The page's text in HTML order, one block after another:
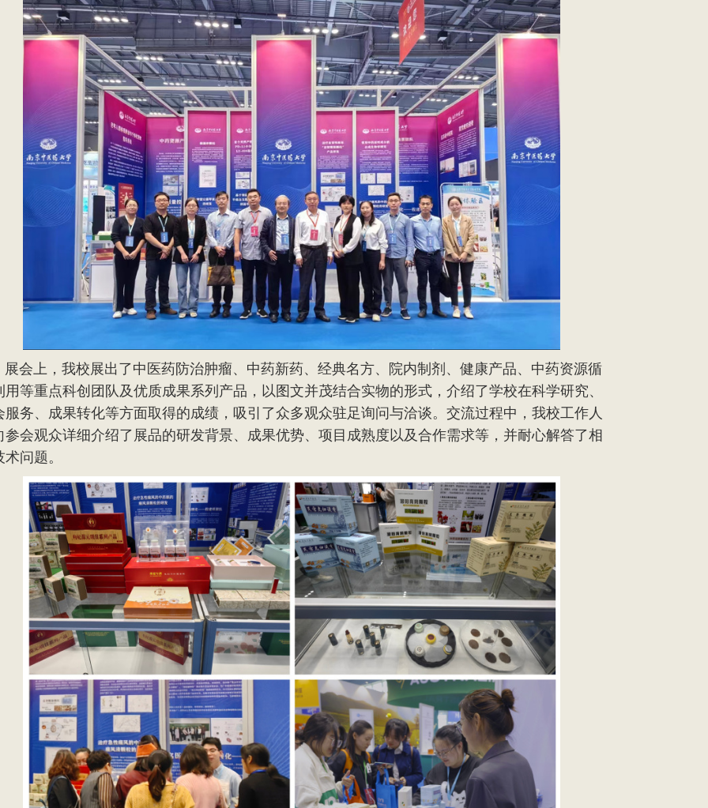
上，我校展出了中医药防治肿瘤、中药新药、经典名方、院内制剂、健康产品、中药资源循
用等重点科创团队及优质成果系列产品，以图文并茂结合实物的形式，介绍了学校在科学研究、
服务、成果转化等方面取得的成绩，吸引了众多观众驻足询问与洽谈。交流过程中，我校工作人
参会观众详细介绍了展品的研发背景、成果优势、项目成熟度以及合作需求等，并耐心解答了相
问题。